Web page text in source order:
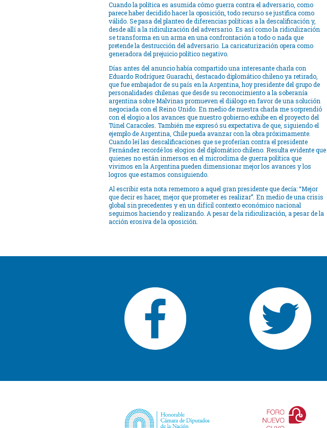
Cuando la política es asumida cómo guerra contra el adversario, como
parece haber decidido hacer la oposición, todo recurso se justifica como
válido. Se pasa del planteo de diferencias políticas a la descalificación y,
desde allí a la ridiculización del adversario. Es así como la ridiculización
se transforma en un arma en una confrontación a todo o nada que
pretende la destrucción del adversario. La caricaturización opera como
generadora del prejuicio político negativo.
Días antes del anuncio había compartido una interesante charla con
Eduardo Rodríguez Guarachi, destacado diplomático chileno ya retirado,
que fue embajador de su país en la Argentina, hoy presidente del grupo de
personalidades chilenas que desde su reconocimiento a la soberanía
argentina sobre Malvinas promueven el diálogo en favor de una solución
negociada con el Reino Unido. En medio de nuestra charla me sorprendió
con el elogio a los avances que nuestro gobierno exhibe en el proyecto del
Túnel Caracoles. También me expresó su expectativa de que, siguiendo el
ejemplo de Argentina, Chile pueda avanzar con la obra próximamente.
Cuando leí las descalificaciones que se proferían contra el presidente
Fernández recordé los elogios del diplomático chileno. Resulta evidente que
quienes no están inmersos en el microclima de guerra política que
vivimos en la Argentina pueden dimensionar mejor los avances y los
logros que estamos consiguiendo.
Al escribir esta nota rememoro a aquel gran presidente que decía: “Mejor
que decir es hacer, mejor que prometer es realizar”. En medio de una crisis
global sin precedentes y en un difícil contexto económico nacional
seguimos haciendo y realizando. A pesar de la ridiculización, a pesar de la
acción erosiva de la oposición.